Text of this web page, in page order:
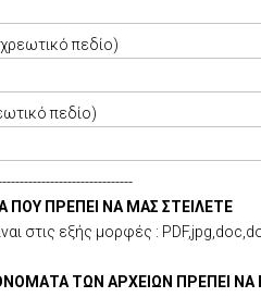
πεδίο)
πεδίο)
ΠΟΥ ΠΡΕΠΕΙ ΝΑ ΜΑΣ ΣΤΕΙΛΕΤΕ
στις εξής μορφές :
ΤΩΝ ΑΡΧΕΙΩΝ ΠΡΕΠΕΙ ΝΑ